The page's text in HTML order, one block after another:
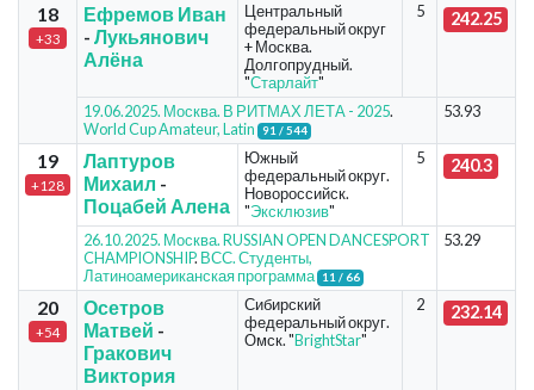
18
+33
Ефремов Иван
- Лукьянович
Алёна
Центральный
федеральный округ
+ Москва.
Долгопрудный.
"Старлайт"
5 242.25
19.06.2025. Москва. В РИТМАХ ЛЕТА - 2025.
World Cup Amateur, Latin
91 / 544
53.93
19
+128
Лаптуров
Михаил -
Поцабей Алена
Южный
федеральный округ.
Новороссийск.
"Эксклюзив"
5 240.3
26.10.2025. Москва. RUSSIAN OPEN DANCESPORT
CHAMPIONSHIP. ВСС. Студенты,
Латиноамериканская программа
11 / 66
53.29
20
+54
Осетров
Матвей -
Гракович
Виктория
Сибирский
федеральный округ.
Омск. "BrightStar"
2 232.14